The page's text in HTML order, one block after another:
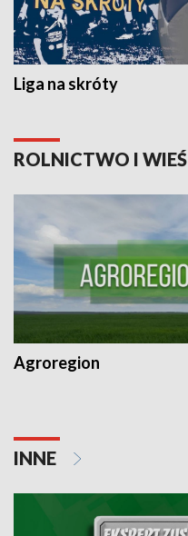
Liga na skróty
ROLNICTWO I WIEŚ
Agroregion
INNE